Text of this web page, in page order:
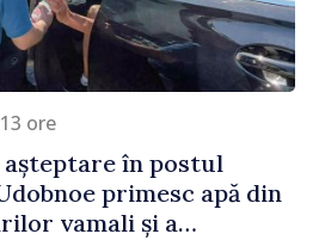
ore
în postul
primesc apă din
vamali și a